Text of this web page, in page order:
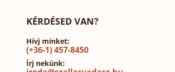
KÉRDÉSED VAN?
Hívj minket:
(+36-1) 457-8450
Írj nekünk: